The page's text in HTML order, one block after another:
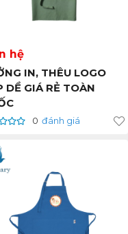
hệ
IN, THÊU LOGO
DỀ GIÁ RẺ TOÀN
0 đánh giá